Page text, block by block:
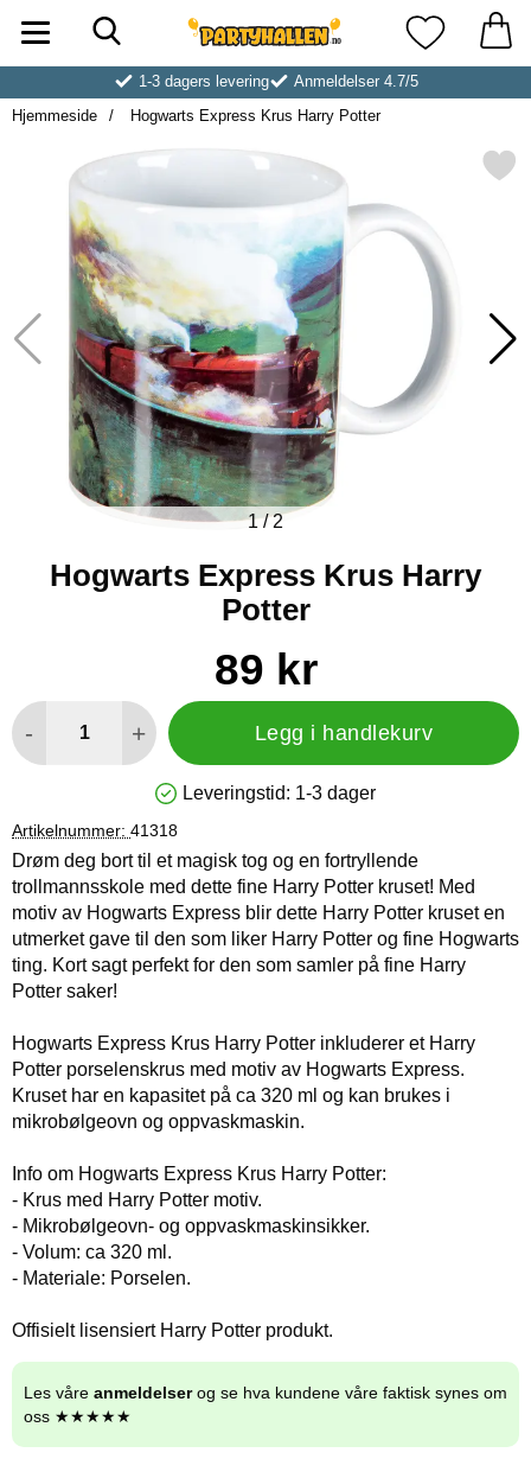
Startsiden for Partyhallen ABMine
1-3 dagers levering
Anmeldelser 4.7/5
Hjemmeside
Hogwarts Express Krus Harry Potter
Merk hogwarts Express Krus
1/2
Hogwarts Express Krus Harry
Potter
Handle dette produktet, Hogwarts Express Krus Harry Potter
pris
89 kr
- + Legg i handlekurv
Produkttilgjengelighet: På lager
Leveringstid: 1-3 dager
Artikelnummer: 41318
Drøm deg bort til et magisk tog og en fortryllende
trollmannsskole med dette fine Harry Potter kruset! Med
motiv av Hogwarts Express blir dette Harry Potter kruset en
utmerket gave til den som liker Harry Potter og fine Hogwarts
ting. Kort sagt perfekt for den som samler på fine Harry
Potter saker!
Hogwarts Express Krus Harry Potter inkluderer et Harry
Potter porselenskrus med motiv av Hogwarts Express.
Kruset har en kapasitet på ca 320 ml og kan brukes i
mikrobølgeovn og oppvaskmaskin.
Info om Hogwarts Express Krus Harry Potter:
- Krus med Harry Potter motiv.
- Mikrobølgeovn- og oppvaskmaskinsikker.
- Volum: ca 320 ml.
- Materiale: Porselen.
Offisielt lisensiert Harry Potter produkt.
Les våre anmeldelserog se hva kundene våre faktisk synes om
oss ★★★★★